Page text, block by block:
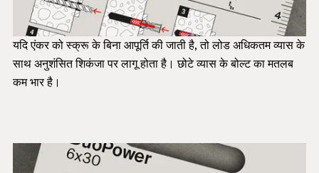
यदि एंकर को स्क्रू के बिना आपूर्ति की जाती है, तो लोड अधिकतम व्यास के
साथ अनुशंसित शिकंजा पर लागू होता है। छोटे व्यास के बोल्ट का मतलब
कम भार है।